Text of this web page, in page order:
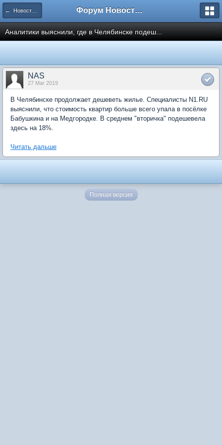
← Новости рынка недвижимости Форум Новостройки
Аналитики выяснили, где в Челябинске подеш...
NAS
27 Mar 2019
В Челябинске продолжает дешеветь жилье. Специалисты N1.RU
выяснили, что стоимость квартир больше всего упала в посёлке
Бабушкина и на Медгородке. В среднем "вторичка" подешевела
здесь на 18%.
Читать дальше
Полная версия